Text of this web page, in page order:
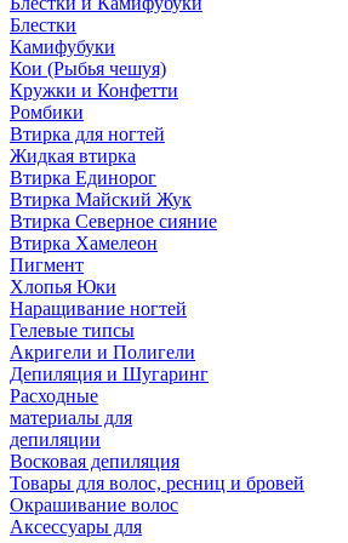
Блестки
Камифубуки
Кои (Рыбья чешуя)
Кружки и Конфетти
Ромбики
Втирка для ногтей
Жидкая втирка
Втирка Единорог
Втирка Майский Жук
Втирка Северное сияние
Втирка Хамелеон
Пигмент
Хлопья Юки
Наращивание ногтей
Гелевые типсы
Акригели и Полигели
Депиляция и Шугаринг
Расходные
материалы для
депиляции
Восковая депиляция
Товары для волос, ресниц и бровей
Окрашивание волос
Аксессуары для